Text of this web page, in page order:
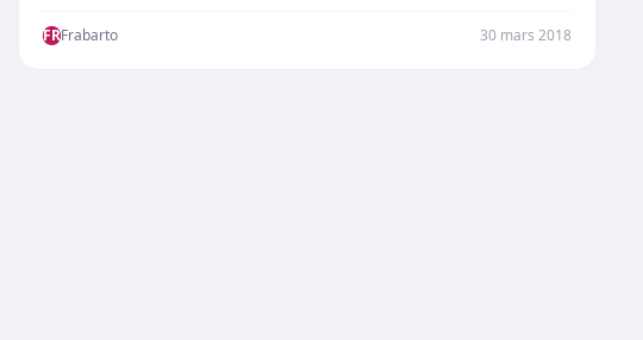
FRFrabarto 30 mars 2018